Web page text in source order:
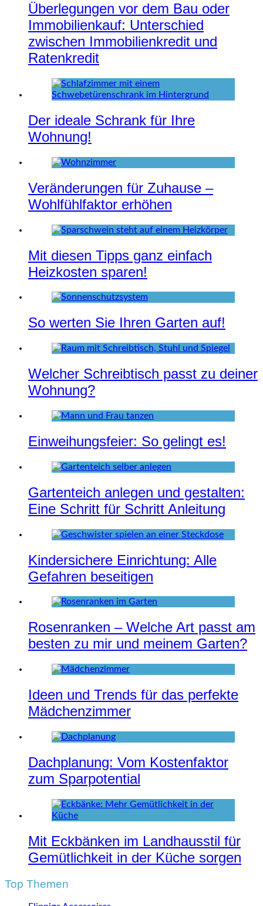
Überlegungen vor dem Bau oder
Immobilienkauf: Unterschied
zwischen Immobilienkredit und
Ratenkredit
Der ideale Schrank für Ihre
Wohnung!
Veränderungen für Zuhause –
Wohlfühlfaktor erhöhen
Mit diesen Tipps ganz einfach
Heizkosten sparen!
So werten Sie Ihren Garten auf!
Welcher Schreibtisch passt zu deiner
Wohnung?
Einweihungsfeier: So gelingt es!
Gartenteich anlegen und gestalten:
Eine Schritt für Schritt Anleitung
Kindersichere Einrichtung: Alle
Gefahren beseitigen
Rosenranken – Welche Art passt am
besten zu mir und meinem Garten?
Ideen und Trends für das perfekte
Mädchenzimmer
Dachplanung: Vom Kostenfaktor
zum Sparpotential
Mit Eckbänken im Landhausstil für
Gemütlichkeit in der Küche sorgen
Top Themen